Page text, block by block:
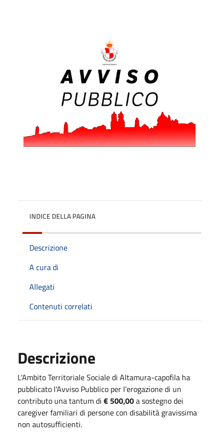
INDICE DELLA PAGINA
Descrizione
A cura di
Allegati
Contenuti correlati
Descrizione
L'Ambito Territoriale Sociale di Altamura-capofila ha
pubblicato l'Avviso Pubblico per l'erogazione di un
contributo una tantum di € 500,00a sostegno dei
caregiver familiari di persone con disabilità gravissima
non autosufficienti.